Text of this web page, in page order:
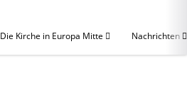
Die Kirche in Europa Mitte Nachrichten